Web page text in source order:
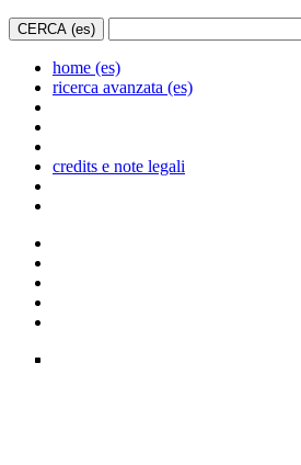
home (es)
ricerca avanzata (es)
credits e note legali